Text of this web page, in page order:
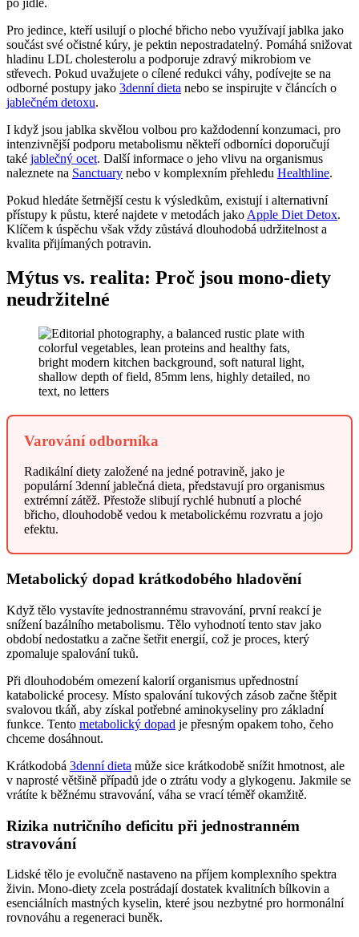
Pro jedince, kteří usilují o ploché břicho nebo využívají jablka jako
součást své očistné kúry, je pektin nepostradatelný. Pomáhá snižovat
hladinu LDL cholesterolu a podporuje zdravý mikrobiom ve
střevech. Pokud uvažujete o cílené redukci váhy, podívejte se na
odborné postupy jako 3denní dieta nebo se inspirujte v článcích o
jablečném detoxu.
I když jsou jablka skvělou volbou pro každodenní konzumaci, pro
intenzivnější podporu metabolismu někteří odborníci doporučují
také jablečný ocet. Další informace o jeho vlivu na organismus
naleznete na Sanctuary nebo v komplexním přehledu Healthline.
Pokud hledáte šetrnější cestu k výsledkům, existují i alternativní
přístupy k půstu, které najdete v metodách jako Apple Diet Detox.
Klíčem k úspěchu však vždy zůstává dlouhodobá udržitelnost a
kvalita přijímaných potravin.
Mýtus vs. realita: Proč jsou mono-diety
neudržitelné
Varování odborníka
Radikální diety založené na jedné potravině, jako je
populární 3denní jablečná dieta, představují pro organismus
extrémní zátěž. Přestože slibují rychlé hubnutí a ploché
břicho, dlouhodobě vedou k metabolickému rozvratu a jojo
efektu.
Metabolický dopad krátkodobého hladovění
Když tělo vystavíte jednostrannému stravování, první reakcí je
snížení bazálního metabolismu. Tělo vyhodnotí tento stav jako
období nedostatku a začne šetřit energií, což je proces, který
zpomaluje spalování tuků.
Při dlouhodobém omezení kalorií organismus upřednostní
katabolické procesy. Místo spalování tukových zásob začne štěpit
svalovou tkáň, aby získal potřebné aminokyseliny pro základní
funkce. Tento metabolický dopad je přesným opakem toho, čeho
chceme dosáhnout.
Krátkodobá 3denní dieta může sice krátkodobě snížit hmotnost, ale
v naprosté většině případů jde o ztrátu vody a glykogenu. Jakmile se
vrátíte k běžnému stravování, váha se vrací téměř okamžitě.
Rizika nutričního deficitu při jednostranném
stravování
Lidské tělo je evolučně nastaveno na příjem komplexního spektra
živin. Mono-diety zcela postrádají dostatek kvalitních bílkovin a
esenciálních mastných kyselin, které jsou nezbytné pro hormonální
rovnováhu a regeneraci buněk.